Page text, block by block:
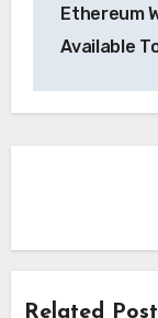
Ethereum
Available
Related Post